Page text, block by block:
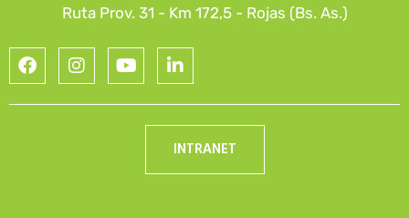
Ruta Prov. 31 - Km 172,5 - Rojas (Bs. As.)
INTRANET